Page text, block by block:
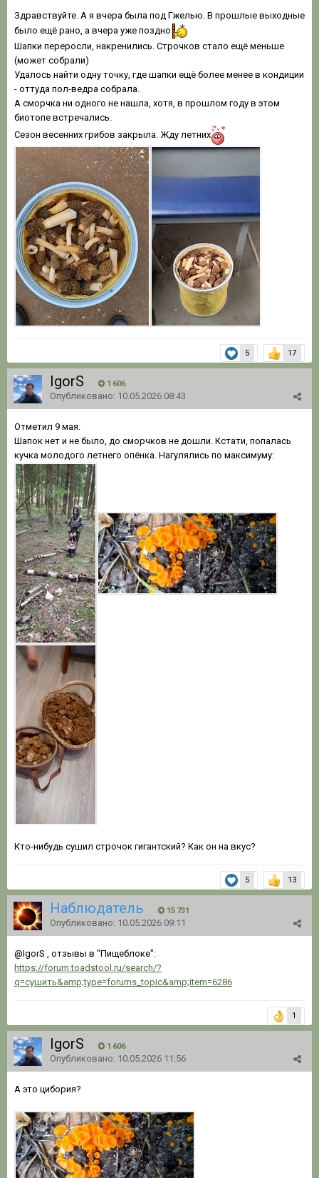
Здравствуйте. А я вчера была под Гжелью. В прошлые выходные
было ещё рано, а вчера уже поздно
Шапки переросли, накренились. Строчков стало ещё меньше
(может собрали)
Удалось найти одну точку, где шапки ещё более менее в кондиции
- оттуда пол-ведра собрала.
А сморчка ни одного не нашла, хотя, в прошлом году в этом
биотопе встречались.
Сезон весенних грибов закрыла. Жду летних
5 17
IgorS 1 606
Опубликовано: 10.05.2026 08:43
Отметил 9 мая.
Шапок нет и не было, до сморчков не дошли. Кстати, попалась
кучка молодого летнего опёнка. Нагулялись по максимуму:
Кто-нибудь сушил строчок гигантский? Как он на вкус?
5 13
Наблюдатель 15 731
Опубликовано: 10.05.2026 09:11
@IgorS , отзывы в "Пищеблоке":
https://forum.toadstool.ru/search/?
q=сушить&amp;type=forums_topic&amp;item=6286
1
IgorS 1 606
Опубликовано: 10.05.2026 11:56
А это цибория?